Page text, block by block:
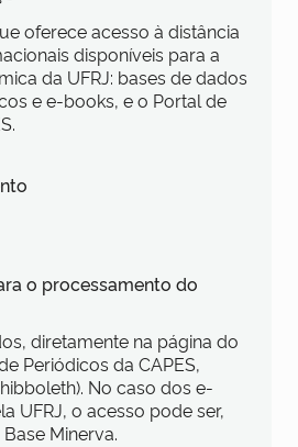
oferece acesso à distância
disponíveis para a
da UFRJ: bases de dados
e e-books, e o Portal de
o processamento do
diretamente na página do
Periódicos da CAPES,
No caso dos e-
UFRJ, o acesso pode ser,
Minerva.